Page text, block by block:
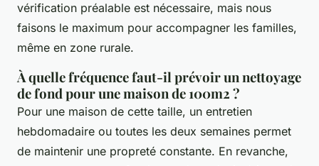
vérification préalable est nécessaire, mais nous
faisons le maximum pour accompagner les familles,
même en zone rurale.
À quelle fréquence faut-il prévoir un nettoyage
de fond pour une maison de 100m2 ?
Pour une maison de cette taille, un entretien
hebdomadaire ou toutes les deux semaines permet
de maintenir une propreté constante. En revanche,